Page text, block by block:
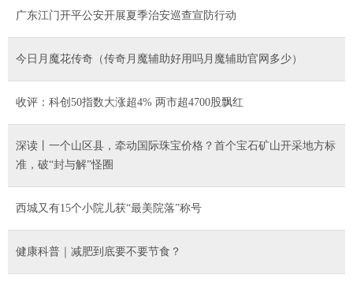
广东江门开平公安开展夏季治安巡查宣防行动
今日月魔花传奇（传奇月魔辅助好用吗月魔辅助官网多少）
收评：科创50指数大涨超4% 两市超4700股飘红
深读丨一个山区县，牵动国际珠宝价格？首个宝石矿山开采地方标
准，破“封与解”怪圈
西城又有15个小院儿获“最美院落”称号
健康科普｜减肥到底要不要节食？